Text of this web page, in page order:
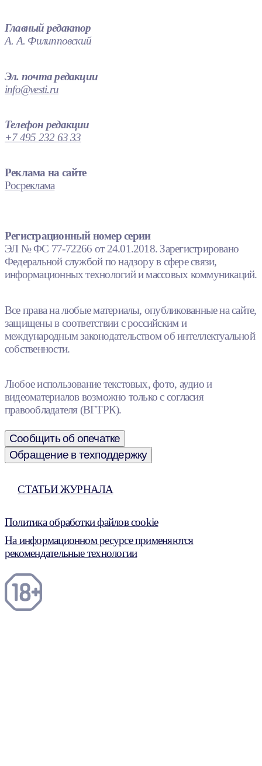
Главный редактор
А. А. Филипповский
Эл. почта редакции
info@vesti.ru
Телефон редакции
+7 495 232 63 33
Реклама на сайте
Росреклама
Регистрационный номер серии
ЭЛ № ФС 77-72266 от 24.01.2018. Зарегистрировано
Федеральной службой по надзору в сфере связи,
информационных технологий и массовых коммуникаций.
Все права на любые материалы, опубликованные на сайте,
защищены в соответствии с российским и
международным законодательством об интеллектуальной
собственности.
Любое использование текстовых, фото, аудио и
видеоматериалов возможно только с согласия
правообладателя (ВГТРК).
Сообщить об опечатке
Обращение в техподдержку
СТАТЬИ ЖУРНАЛА
Политика обработки файлов cookie
На информационном ресурсе применяются
рекомендательные технологии